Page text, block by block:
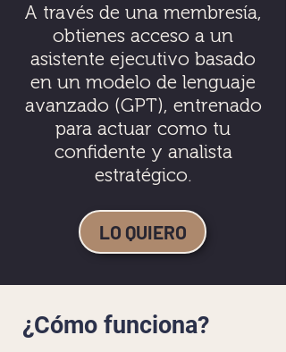
A través de una membresía,
obtienes acceso a un
asistente ejecutivo basado
en un modelo de lenguaje
avanzado (GPT), entrenado
para actuar como tu
confidente y analista
estratégico.
LO QUIERO
¿Cómo funciona?